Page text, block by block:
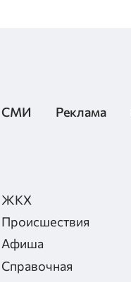
СМИ Реклама
ЖКХ
Происшествия
Афиша
Справочная